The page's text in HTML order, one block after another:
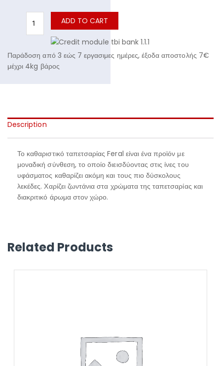
ADD TO CART
Παράδοση από 3 εώς 7 εργασιμες ημέρες, έξοδα αποστολής 7€
μέχρι 4kg βάρος
Description
Το καθαριστικό ταπετσαρίας Feral είναι ένα προϊόν με
μοναδική σύνθεση, το οποίο διεισδύοντας στις ίνες του
υφάσματος καθαρίζει ακόμη και τους πιο δύσκολους
λεκέδες. Χαρίζει ζωντάνια στα χρώματα της ταπετσαρίας και
διακριτικό άρωμα στον χώρο.
Related Products